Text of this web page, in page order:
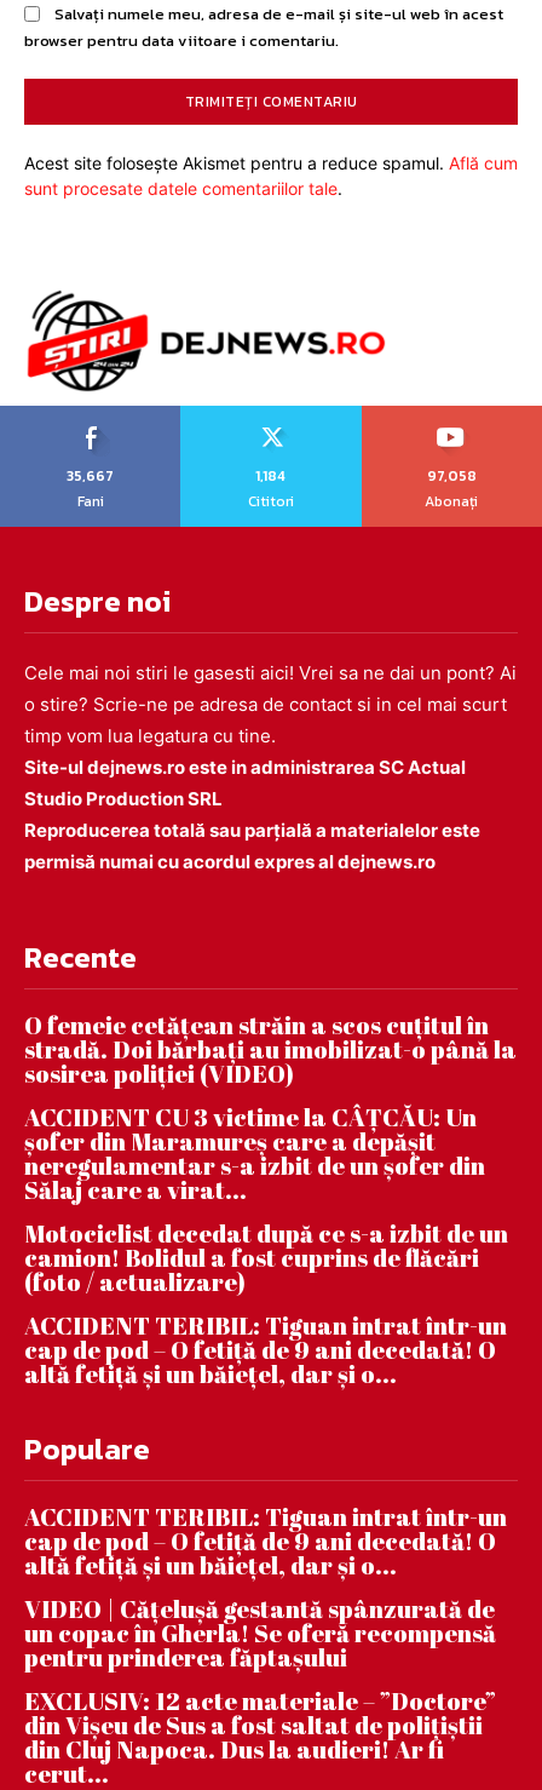
Salvați numele meu, adresa de e-mail și site-ul web în acest
browser pentru data viitoare i comentariu.
Acest site folosește Akismet pentru a reduce spamul. Află cum
sunt procesate datele comentariilor tale.
35,667
Fani
1,184
Cititori
97,058
Abonați
Despre noi
Cele mai noi stiri le gasesti aici! Vrei sa ne dai un pont? Ai
o stire? Scrie-ne pe adresa de contact si in cel mai scurt
timp vom lua legatura cu tine.
Site-ul dejnews.ro este in administrarea SC Actual
Studio Production SRL
Reproducerea totală sau parțială a materialelor este
permisă numai cu acordul expres al dejnews.ro
Recente
O femeie cetățean străin a scos cuțitul în
stradă. Doi bărbați au imobilizat-o până la
sosirea poliției (VIDEO)
ACCIDENT CU 3 victime la CÂȚCĂU: Un
șofer din Maramureș care a depășit
neregulamentar s-a izbit de un șofer din
Sălaj care a virat...
Motociclist decedat după ce s-a izbit de un
camion! Bolidul a fost cuprins de flăcări
(foto / actualizare)
ACCIDENT TERIBIL: Tiguan intrat într-un
cap de pod – O fetiță de 9 ani decedată! O
altă fetiță și un băiețel, dar și o...
Populare
ACCIDENT TERIBIL: Tiguan intrat într-un
cap de pod – O fetiță de 9 ani decedată! O
altă fetiță și un băiețel, dar și o...
VIDEO | Căţeluşă gestantă spânzurată de
un copac în Gherla! Se oferă recompensă
pentru prinderea făptaşului
EXCLUSIV: 12 acte materiale – ”Doctore”
din Vișeu de Sus a fost saltat de polițiștii
din Cluj Napoca. Dus la audieri! Ar fi
cerut...